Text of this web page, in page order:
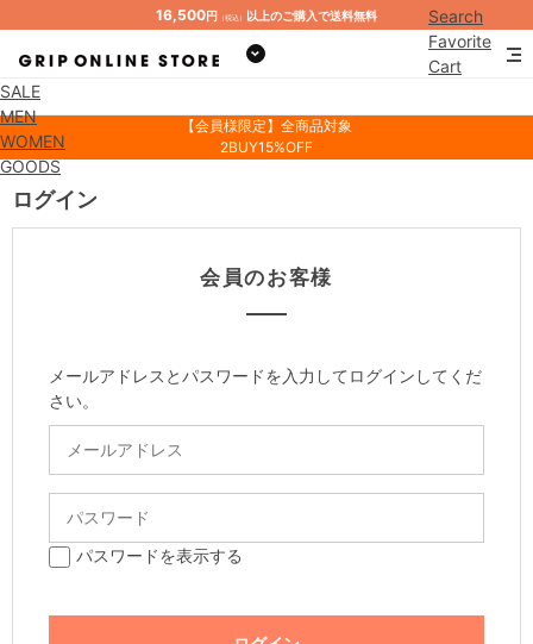
16,500円 （税込） 以上のご購入で送料無料
Search
Favorite
Cart
SALE
MEN
WOMEN
GOODS
【会員様限定】全商品対象
2BUY15%OFF
ログイン
会員のお客様
メールアドレスとパスワードを入力してログインしてくだ
さい。
パスワードを表示する